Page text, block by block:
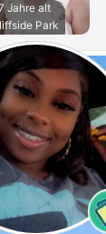
Jahre alt
Park